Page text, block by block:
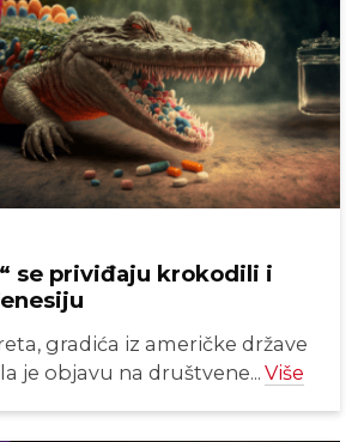
se priviđaju krokodili i
gradića iz američke države
je objavu na društvene... Više